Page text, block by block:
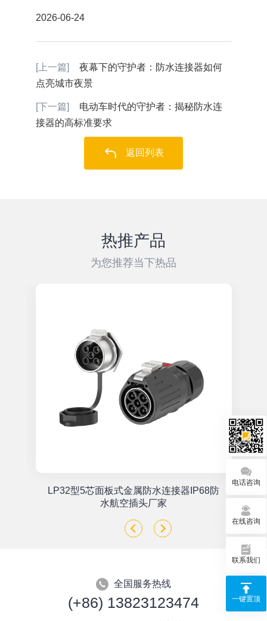
2026-06-24
[上一篇]
夜幕下的守护者：防水连接器如何
点亮城市夜景
[下一篇]
电动车时代的守护者：揭秘防水连
接器的高标准要求
返回列表
热推产品
为您推荐当下热品
LP32型5芯面板式金属防水连接器IP68防
水航空插头厂家
全国服务热线
(+86) 13823123474
电话咨询
在线咨询
联系我们
一键置顶